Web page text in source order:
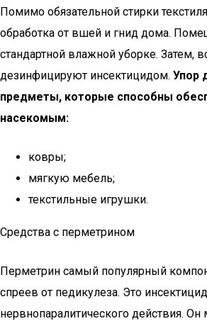
Помимо обязательной стирки
обработка от вшей и гнид дома.
стандартной влажной уборке. Затем,
дезинфицируют инсектицидом. Упор
предметы, которые способны
насекомым:
ковры;
мягкую мебель;
текстильные игрушки.
Средства с перметрином
Перметрин самый популярный
спреев от педикулеза. Это инсектицид
нервнопаралитического действия. Он